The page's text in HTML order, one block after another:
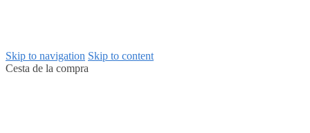
Skip to navigation Skip to content
Cesta de la compra